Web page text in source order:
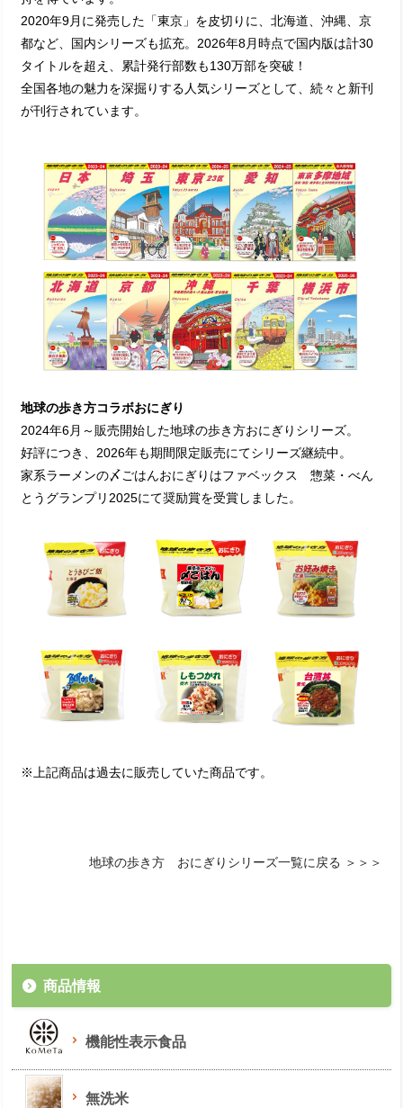
2020年9月に発売した「東京」を皮切りに、北海道、沖縄、京
都など、国内シリーズも拡充。2026年8月時点で国内版は計30
タイトルを超え、累計発行部数も130万部を突破！
全国各地の魅力を深掘りする人気シリーズとして、続々と新刊
が刊行されています。
地球の歩き方コラボおにぎり
2024年6月～販売開始した地球の歩き方おにぎりシリーズ。
好評につき、2026年も期間限定販売にてシリーズ継続中。
家系ラーメンの〆ごはんおにぎりはファベックス 惣菜・べん
とうグランプリ2025にて奨励賞を受賞しました。
※上記商品は過去に販売していた商品です。
地球の歩き方 おにぎりシリーズ一覧に戻る ＞＞＞
商品情報
機能性表示食品
無洗米